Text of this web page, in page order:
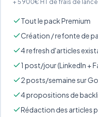
+ 5 900€ HT de frais de
Tout le pack Premium
Création / refonte de
4 refresh d'articles
1 post/jour (LinkedIn +
2 posts/semaine sur
4 propositions de
Rédaction des articles